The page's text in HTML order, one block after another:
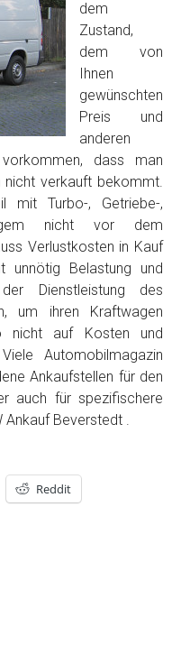
dem
Zustand,
dem von
Ihnen
gewünschten
Preis und
anderen
dass man
nicht verkauft bekommt.
mit Turbo-, Getriebe-,
nicht vor dem
Verlustkosten in Kauf
unnötig Belastung und
Dienstleistung des
um ihren Kraftwagen
nicht auf Kosten und
Automobilmagazin
Ankaufstellen für den
auch für spezifischere
Ankauf Beverstedt .
Reddit